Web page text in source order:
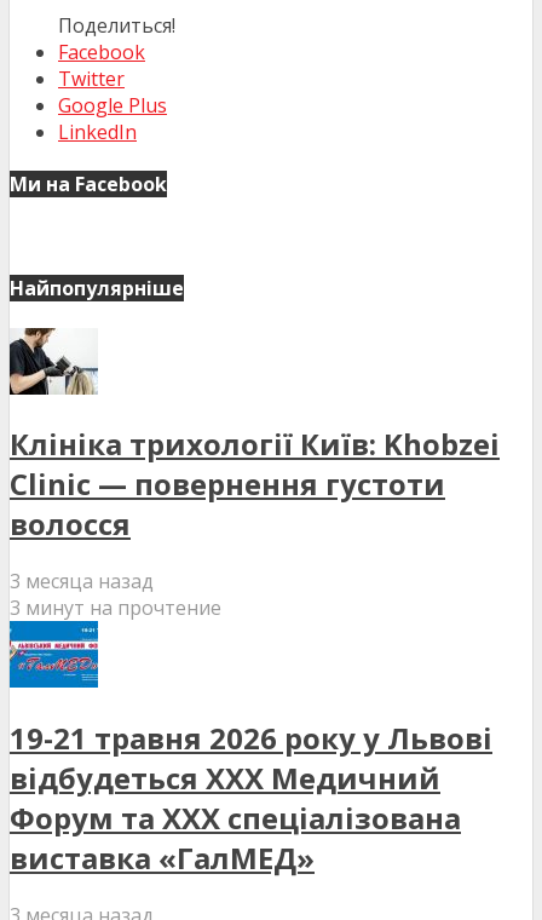
Поделиться!
Facebook
Twitter
Google Plus
LinkedIn
Ми на Facebook
Найпопулярніше
Клініка трихології Київ: Khobzei
Clinic — повернення густоти
волосся
3 месяца назад
3 минут на прочтение
19-21 травня 2026 року у Львові
відбудеться XXX Медичний
Форум та XXX спеціалізована
виставка «ГалМЕД»